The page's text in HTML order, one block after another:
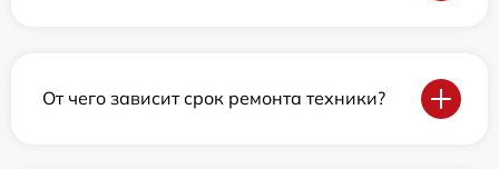
От чего зависит срок ремонта техники?